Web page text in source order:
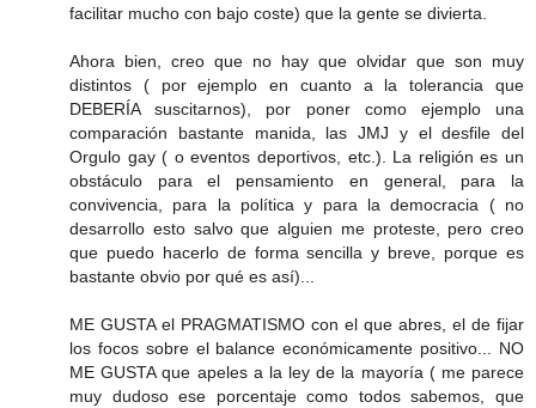
facilitar mucho con bajo coste) que la gente se divierta.
Ahora bien, creo que no hay que olvidar que son muy
distintos ( por ejemplo en cuanto a la tolerancia que
DEBERÍA suscitarnos), por poner como ejemplo una
comparación bastante manida, las JMJ y el desfile del
Orgulo gay ( o eventos deportivos, etc.). La religión es un
obstáculo para el pensamiento en general, para la
convivencia, para la política y para la democracia ( no
desarrollo esto salvo que alguien me proteste, pero creo
que puedo hacerlo de forma sencilla y breve, porque es
bastante obvio por qué es así)...
ME GUSTA el PRAGMATISMO con el que abres, el de fijar
los focos sobre el balance económicamente positivo... NO
ME GUSTA que apeles a la ley de la mayoría ( me parece
muy dudoso ese porcentaje como todos sabemos, que